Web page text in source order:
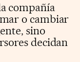
compañía
o cambiar
sino
decidan